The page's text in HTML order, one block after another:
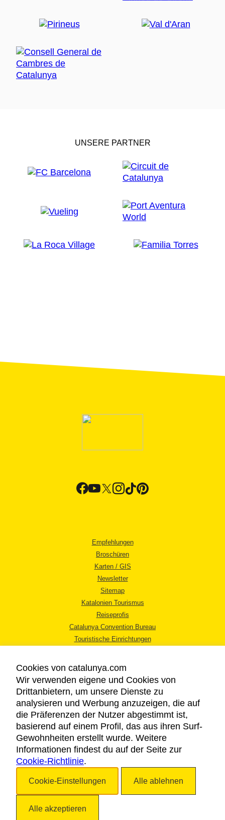
UNSERE PARTNER
Empfehlungen
Broschüren
Karten / GIS
Newsletter
Sitemap
Katalonien Tourismus
Reiseprofis
Catalunya Convention Bureau
Touristische Einrichtungen
RECHTLICHER HINWEIS
DATENSCHUTZICHTLINIE
COOKIES
BARRIEREFREIHEIT
Cookies von catalunya.com
Wir verwenden eigene und Cookies von
Drittanbietern, um unsere Dienste zu
analysieren und Werbung anzuzeigen, die auf
die Präferenzen der Nutzer abgestimmt ist,
basierend auf einem Profil, das aus ihren Surf-
Gewohnheiten erstellt wurde. Weitere
Informationen findest du auf der Seite zur
Cookie-Richtlinie.
Cookie-Einstellungen Alle ablehnen
Alle akzeptieren